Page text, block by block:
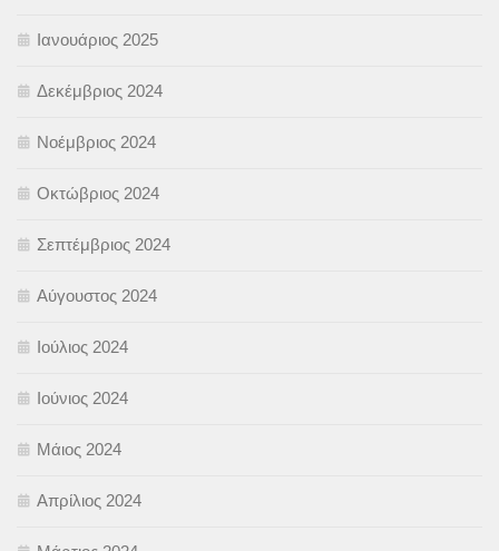
Ιανουάριος 2025
Δεκέμβριος 2024
Νοέμβριος 2024
Οκτώβριος 2024
Σεπτέμβριος 2024
Αύγουστος 2024
Ιούλιος 2024
Ιούνιος 2024
Μάιος 2024
Απρίλιος 2024